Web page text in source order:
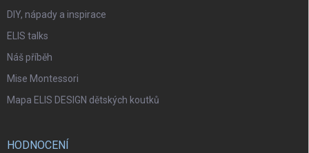
DIY, nápady a inspirace
ELIS talks
Náš příběh
Mise Montessori
Mapa ELIS DESIGN dětských koutků
HODNOCENÍ